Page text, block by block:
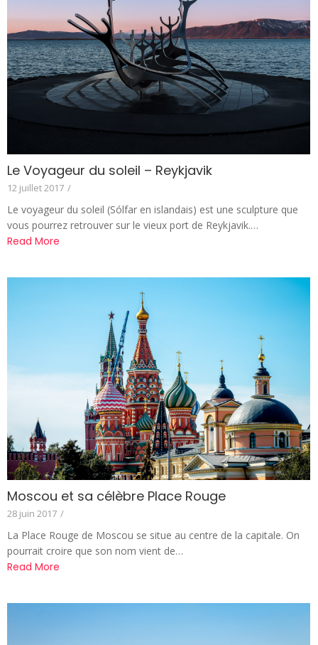
Le Voyageur du soleil – Reykjavik
12 juillet 2017 /
Le voyageur du soleil (Sólfar en islandais) est une sculpture que
vous pourrez retrouver sur le vieux port de Reykjavik.…
Read More
Moscou et sa célèbre Place Rouge
28 juin 2017 /
La Place Rouge de Moscou se situe au centre de la capitale. On
pourrait croire que son nom vient de…
Read More